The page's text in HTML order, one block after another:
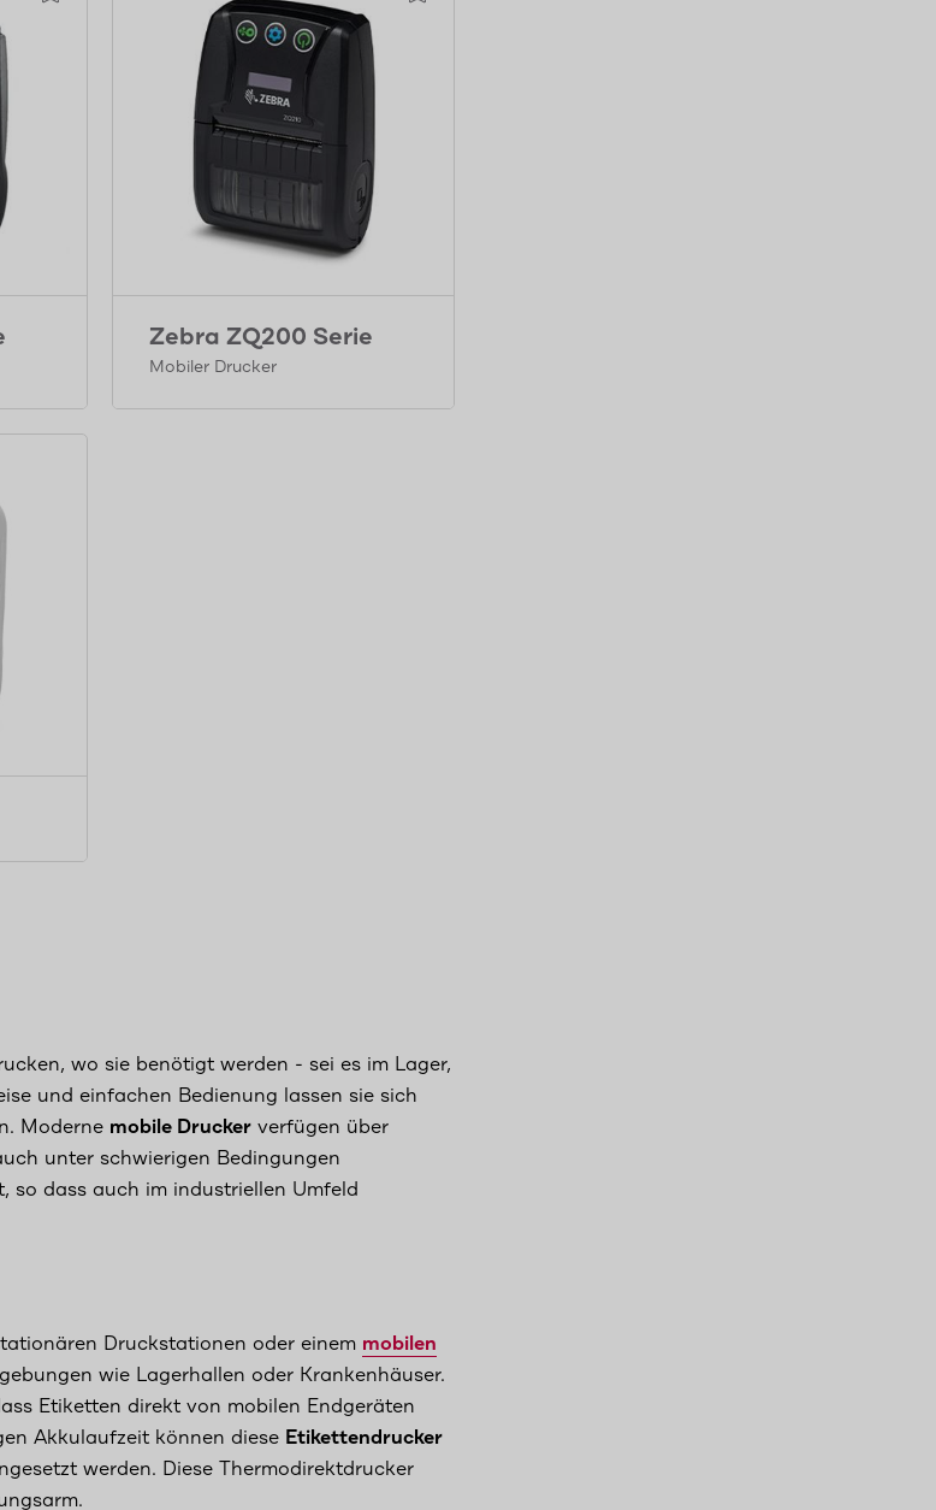
Zebra ZQ200 Serie
Mobiler Drucker
wo sie benötigt werden - sei es im Lager,
und einfachen Bedienung lassen sie sich
Moderne mobile Drucker verfügen über
unter schwierigen Bedingungen
so dass auch im industriellen Umfeld
Druckstationen oder einem mobilen
wie Lagerhallen oder Krankenhäuser.
Etiketten direkt von mobilen Endgeräten
Akkulaufzeit können diese Etikettendrucker
werden. Diese Thermodirektdrucker